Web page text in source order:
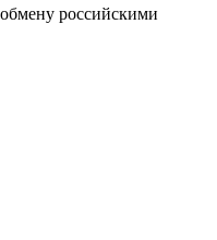
российскими